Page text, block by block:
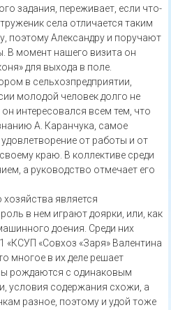
задания, переживает, если что-
села отличается таким
поэтому Александру и поручают
В момент нашего визита он
для выхода в поле.
в сельхозпредприятии,
молодой человек долго не
интересовался всем тем, что
А. Каранчука, самое
от работы и от
краю. В коллективе среди
а руководство отмечает его
является
в нем играют доярки, или, как
доения. Среди них
«Совхоз «Заря» Валентина
многое в их деле решает
рождаются с одинаковым
условия содержания схожи, а
разное, поэтому и удой тоже